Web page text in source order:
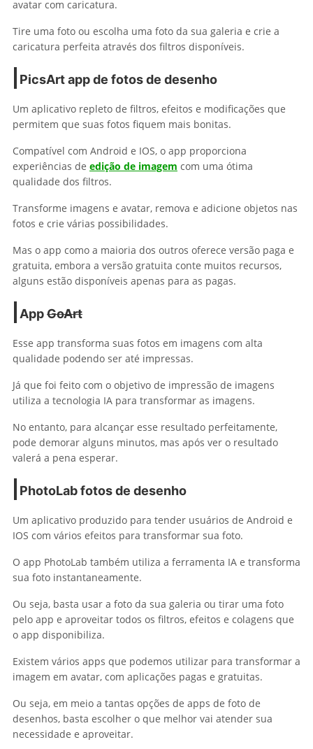
avatar com caricatura.
Tire uma foto ou escolha uma foto da sua galeria e crie a
caricatura perfeita através dos filtros disponíveis.
PicsArtapp de fotos de desenho
Um aplicativo repleto de filtros, efeitos e modificações que
permitem que suas fotos fiquem mais bonitas.
Compatível com Android e IOS, o app proporciona
experiências de edição de imagem com uma ótima
qualidade dos filtros.
Transforme imagens e avatar, remova e adicione objetos nas
fotos e crie várias possibilidades.
Mas o app como a maioria dos outros oferece versão paga e
gratuita, embora a versão gratuita conte muitos recursos,
alguns estão disponíveis apenas para as pagas.
AppGoArt
Esse app transforma suas fotos em imagens com alta
qualidade podendo ser até impressas.
Já que foi feito com o objetivo de impressão de imagens
utiliza a tecnologia IA para transformar as imagens.
No entanto, para alcançar esse resultado perfeitamente,
pode demorar alguns minutos, mas após ver o resultado
valerá a pena esperar.
PhotoLabfotos de desenho
Um aplicativo produzido para tender usuários de Android e
IOS com vários efeitos para transformar sua foto.
O app PhotoLab também utiliza a ferramenta IA e transforma
sua foto instantaneamente.
Ou seja, basta usar a foto da sua galeria ou tirar uma foto
pelo app e aproveitar todos os filtros, efeitos e colagens que
o app disponibiliza.
Existem vários apps que podemos utilizar para transformar a
imagem em avatar, com aplicações pagas e gratuitas.
Ou seja, em meio a tantas opções de apps de foto de
desenhos, basta escolher o que melhor vai atender sua
necessidade e aproveitar.